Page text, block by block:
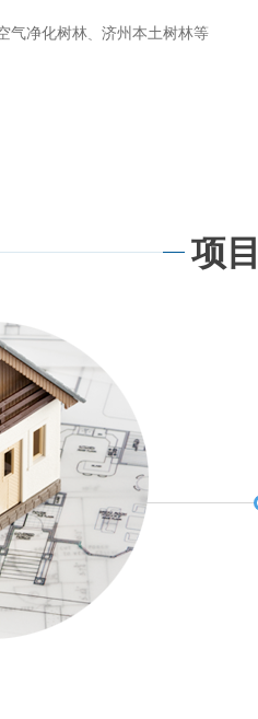
气净化树林、济州本土树林等
项